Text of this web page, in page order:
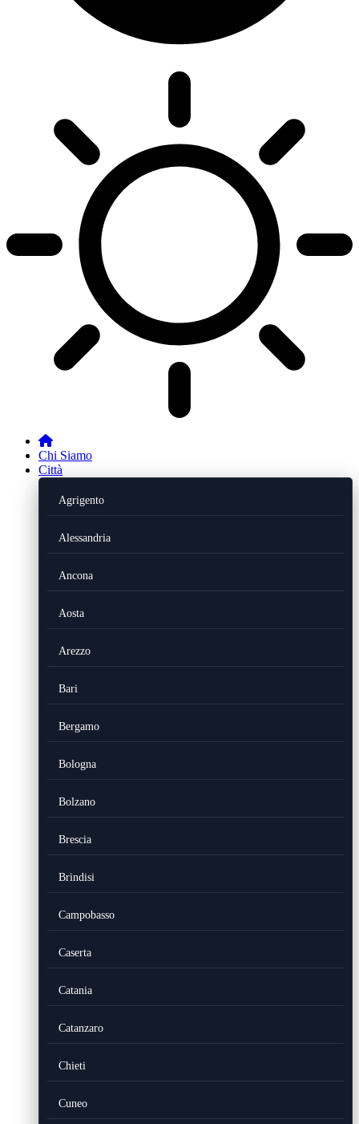
Chi Siamo
Città
Agrigento
Alessandria
Ancona
Aosta
Arezzo
Bari
Bergamo
Bologna
Bolzano
Brescia
Brindisi
Campobasso
Caserta
Catania
Catanzaro
Chieti
Cuneo